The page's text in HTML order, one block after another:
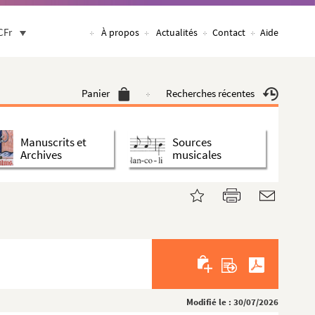
À propos Actualités Contact Aide
Panier Recherches récentes
Manuscrits et
Archives
Sources
musicales
Modifié le : 30/07/2026